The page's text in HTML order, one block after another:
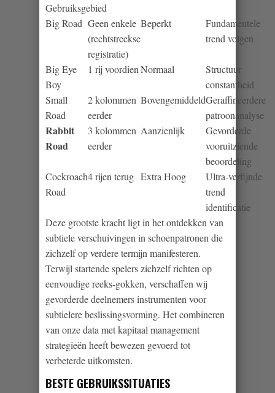
Gebruiksgebied
Big Road Geen enkele
(rechtstreekse
registratie)
Beperkt
Fundamentele
trend volgen
Big Eye
Boy
1 rij voordienNormaal
Structuur
constantheid
Small
Road
2 kolommen
eerder
BovengemiddeldGeraffineerdere
patroonanalyse
Rabbit
Road
3 kolommen
eerder
Aanzienlijk
Gevorderde
vooruitziende
beoordeling
Cockroach
Road
4 rijen terug Extra Hoog
Ultra-verfijnde
trend
identificatie
Deze grootste kracht ligt in het ontdekken van
subtiele verschuivingen in schoenpatronen die
zichzelf op verdere termijn manifesteren.
Terwijl startende spelers zichzelf richten op
eenvoudige reeks-gokken, verschaffen wij
gevorderde deelnemers instrumenten voor
subtielere beslissingsvorming. Het combineren
van onze data met kapitaal management
strategieën heeft bewezen gevoerd tot
verbeterde uitkomsten.
BESTE GEBRUIKSSITUATIES